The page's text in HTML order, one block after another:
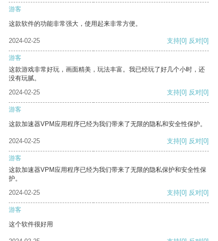
游客
这款软件的功能非常强大，使用起来非常方便。
2024-02-25 支持[0] 反对[0]
游客
这款游戏非常好玩，画面精美，玩法丰富。我已经玩了好几个小时，还
没有玩腻。
2024-02-25
支持[0] 反对[0]
游客
这款加速器VPM应用程序已经为我们带来了无限的隐私和安全性保护。
2024-02-25 支持[0] 反对[0]
游客
这款加速器VPM应用程序已经为我们带来了无限的隐私保护和安全性保
护。
2024-02-25
支持[0] 反对[0]
游客
这个软件很好用